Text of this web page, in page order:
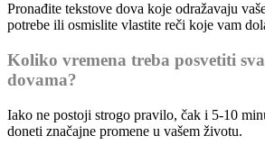
Pronađite tekstove dova koje odražavaju
potrebe ili osmislite vlastite reči koje vam
Koliko vremena treba posvetiti
dovama?
Iako ne postoji strogo pravilo, čak i 5-10
doneti značajne promene u vašem životu.